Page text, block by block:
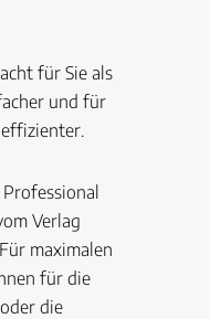
für Sie als
und für
Verlag
maximalen
für die
die